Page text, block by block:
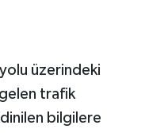
yolu üzerindeki
gelen trafik
bilgilere